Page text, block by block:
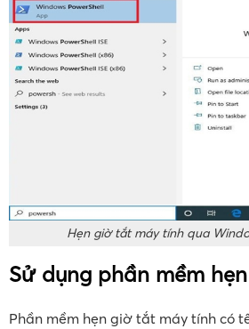
Hẹn giờ tắt máy tính qua
Sử dụng phần mềm
Phần mềm hẹn giờ tắt máy tính có